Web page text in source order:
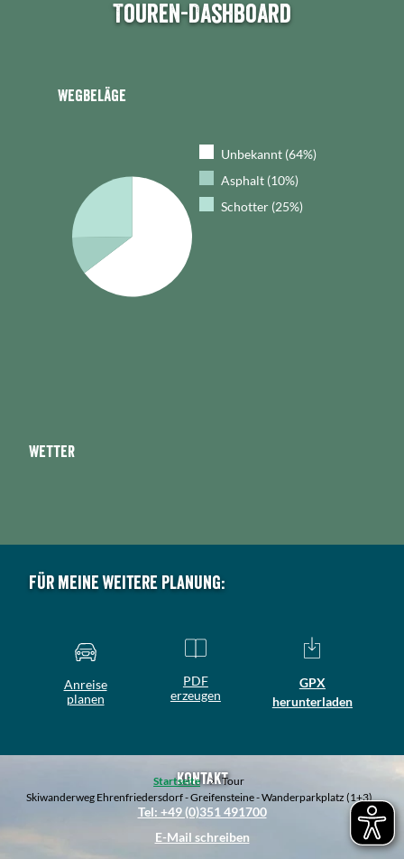
Touren-Dashboard
Wegbeläge
Unbekannt (64%)
Asphalt (10%)
Schotter (25%)
Wetter
Für meine weitere Planung:
Anreise
planen
PDF
erzeugen
GPX
herunterladen
Startseite
Tour
Skiwanderweg Ehrenfriedersdorf - Greifensteine - Wanderparkplatz (1+3)
Kontakt
Tel: +49 (0)351 491700
E-Mail schreiben